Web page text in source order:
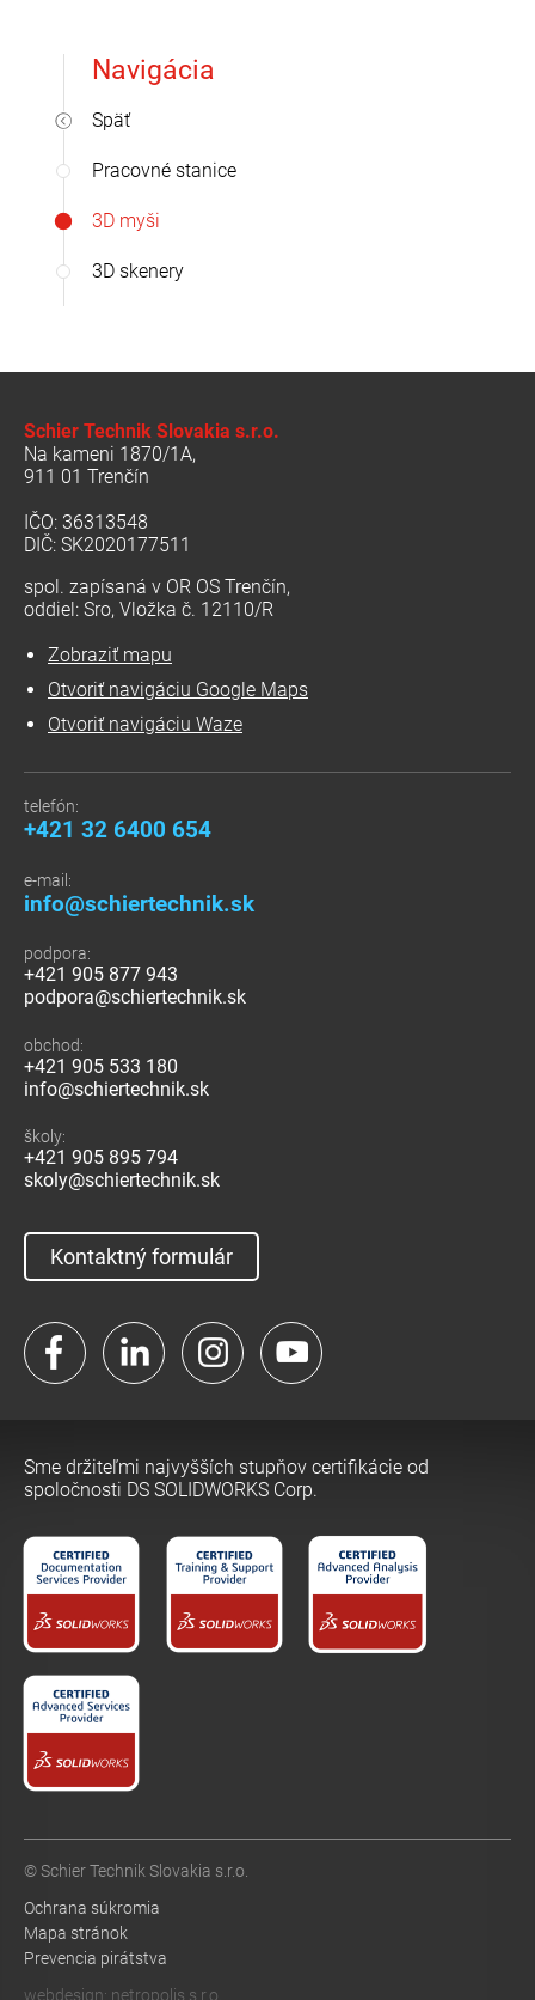
Navigácia
Späť
Pracovné stanice
3D myši
3D skenery
Schier Technik Slovakia s.r.o.
Na kameni 1870/1A,
911 01 Trenčín
IČO: 36313548
DIČ: SK2020177511
spol. zapísaná v OR OS Trenčín,
oddiel: Sro, Vložka č. 12110/R
Zobraziť mapu
Otvoriť navigáciu Google Maps
Otvoriť navigáciu Waze
telefón:
+421 32 6400 654
e-mail:
info@schiertechnik.sk
podpora:
+421 905 877 943
podpora@schiertechnik.sk
obchod:
+421 905 533 180
info@schiertechnik.sk
školy:
+421 905 895 794
skoly@schiertechnik.sk
Kontaktný formulár
FacebookLinkedIn Instagram
Sme držiteľmi najvyšších stupňov certifikácie od
spoločnosti DS SOLIDWORKS Corp.
© Schier Technik Slovakia s.r.o.
Ochrana súkromia
Mapa stránok
Prevencia pirátstva
webdesign: netropolis s.r.o.